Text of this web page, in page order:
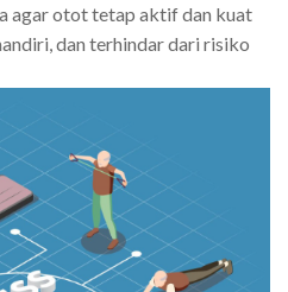
agar otot tetap aktif dan kuat
dan terhindar dari risiko